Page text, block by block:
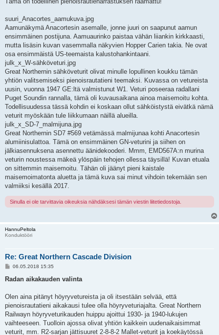
suuri_Anacortes_aamukuva.jpg
Aamunäkymä Anacortesin asemalle, jonne juuri on saapunut aamun
ensimmäinen postijuna. Aamuaurinko paistaa vähän liiankin kirkkaasti,
mutta lisäsin kuvan vasemmalla näkyvien Hopper Carien takia. Ne ovat
osa ensimmäistä US-teemaista kalustohankintaani.
julk_x_W-sähköveturi.jpg
Great Northernin sähköveturit olivat minulle lopullinen koukku tämän
yhtiön valitsemiseksi pienoisrautatieni teemaksi. Kuvassa on vetureista
uusin, vuonna 1947 GE:ltä valmistunut W1. Veturi poseeraa radallani
Puget Soundin rannalla, tämä oli kuvausaikana ainoa maisemoitu kohta.
Todellisuudessa tässä kohdin ei koskaan ollut sähköistystä eivätkä nämä
veturit myöskään tule liikkumaan näillä alueilla.
julk_x_SD-7_malmijuna.jpg
Great Northernin SD7 #569 vetämässä malmijunaa kohti Anacortesin
alumiinisulattoa. Tämä on ensimmäinen GN-veturini ja siihen on
jälkiasennuksena asennettu äänidekooderi. Mmm, EMD567A:n murina
veturin noustessa mäkeä ylöspäin tehojen ollessa täysillä! Kuvan etuala
on sittemmin maisemoitu. Tähän oli jäänyt pieni kaistale
maisemoimatonta aluetta ja tämä kuva sai minut vihdoin tekemään sen
valmiiksi kesällä 2017.
Sinulla ei ole tarvittavia oikeuksia nähdäksesi tämän viestin liitetiedostoja.
HannuPeltola
Konduktööri
Re: Great Northern Cascade Division
V
e
i
06.05.2018 15:35
Radan aikakauden valinta
Olen aina pitänyt höyryvetureista ja oli itsestään selvää, että
pienoisrautatieni aikakausi tulee olla höyryveturiajalta. Great Northern
Railwayn höyryveturikauden huippu ajoittui 1930- ja 1940-lukujen
vaihteeseen. Tuolloin ajossa olivat yhtiön kaikkein uudenaikaisimmat
veturit, mm. R2-sarjan jättisuuret 2-8-8-2 Mallet-veturit ja koekäytössä